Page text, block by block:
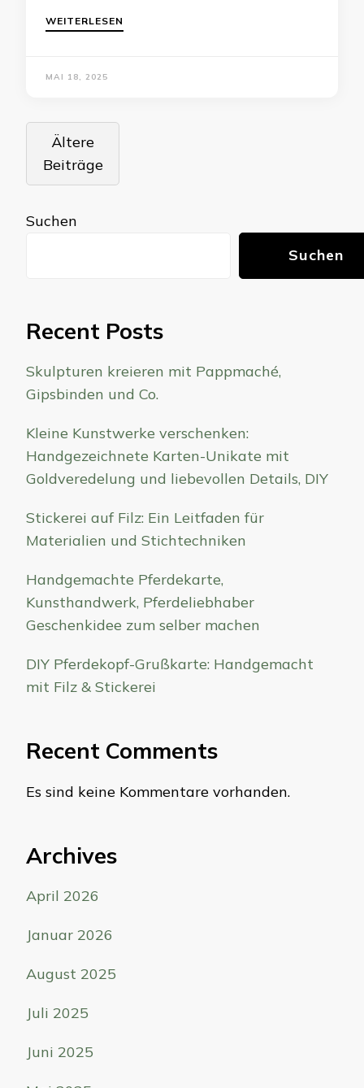
WEITERLESEN
MAI 18, 2025
Beitragsnavigation
Ältere
Beiträge
Suchen
Suchen
Recent Posts
Skulpturen kreieren mit Pappmaché,
Gipsbinden und Co.
Kleine Kunstwerke verschenken:
Handgezeichnete Karten-Unikate mit
Goldveredelung und liebevollen Details, DIY
Stickerei auf Filz: Ein Leitfaden für
Materialien und Stichtechniken
Handgemachte Pferdekarte,
Kunsthandwerk, Pferdeliebhaber
Geschenkidee zum selber machen
DIY Pferdekopf-Grußkarte: Handgemacht
mit Filz & Stickerei
Recent Comments
Es sind keine Kommentare vorhanden.
Archives
April 2026
Januar 2026
August 2025
Juli 2025
Juni 2025